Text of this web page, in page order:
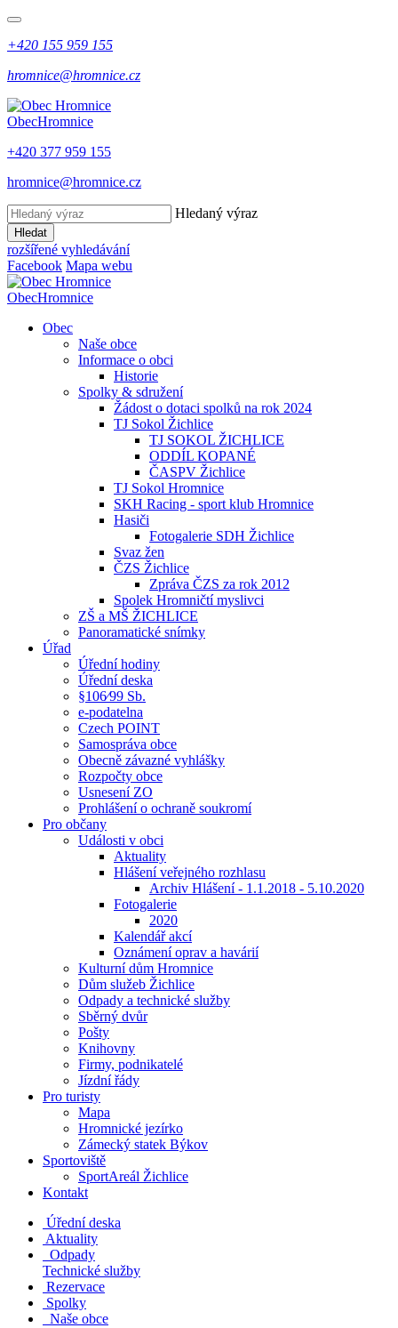
+420 155 959 155
hromnice@hromnice.cz
ObecHromnice
+420 377 959 155
hromnice@hromnice.cz
Hledaný výraz
Hledat
rozšířené vyhledávání
Facebook Mapa webu
ObecHromnice
Obec
Naše obce
Informace o obci
Historie
Spolky & sdružení
Žádost o dotaci spolků na rok 2024
TJ Sokol Žichlice
TJ SOKOL ŽICHLICE
ODDÍL KOPANÉ
ČASPV Žichlice
TJ Sokol Hromnice
SKH Racing - sport klub Hromnice
Hasiči
Fotogalerie SDH Žichlice
Svaz žen
ČZS Žichlice
Zpráva ČZS za rok 2012
Spolek Hromničtí myslivci
ZŠ a MŠ ŽICHLICE
Panoramatické snímky
Úřad
Úřední hodiny
Úřední deska
§106⁄99 Sb.
e-podatelna
Czech POINT
Samospráva obce
Obecně závazné vyhlášky
Rozpočty obce
Usnesení ZO
Prohlášení o ochraně soukromí
Pro občany
Události v obci
Aktuality
Hlášení veřejného rozhlasu
Archiv Hlášení - 1.1.2018 - 5.10.2020
Fotogalerie
2020
Kalendář akcí
Oznámení oprav a havárií
Kulturní dům Hromnice
Dům služeb Žichlice
Odpady a technické služby
Sběrný dvůr
Pošty
Knihovny
Firmy, podnikatelé
Jízdní řády
Pro turisty
Mapa
Hromnické jezírko
Zámecký statek Býkov
Sportoviště
SportAreál Žichlice
Kontakt
Úřední deska
Aktuality
Odpady
Technické služby
Rezervace
Spolky
Naše obce